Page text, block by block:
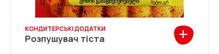
КОНДИТЕРСЬКІ ДОДАТКИ
Розпушувач тіста +